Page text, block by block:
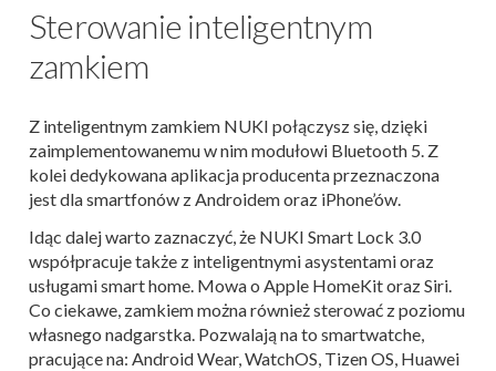
Sterowanie inteligentnym
zamkiem
Z inteligentnym zamkiem NUKI połączysz się, dzięki
zaimplementowanemu w nim modułowi Bluetooth 5. Z
kolei dedykowana aplikacja producenta przeznaczona
jest dla smartfonów z Androidem oraz iPhone’ów.
Idąc dalej warto zaznaczyć, że NUKI Smart Lock 3.0
współpracuje także z inteligentnymi asystentami oraz
usługami smart home. Mowa o Apple HomeKit oraz Siri.
Co ciekawe, zamkiem można również sterować z poziomu
własnego nadgarstka. Pozwalają na to smartwatche,
pracujące na: Android Wear, WatchOS, Tizen OS, Huawei